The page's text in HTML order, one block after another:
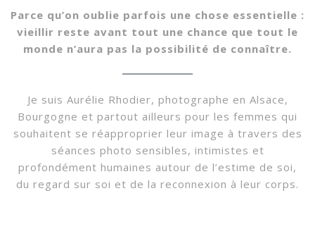
Parce qu’on oublie parfois une chose essentielle :
vieillir reste avant tout une chance que tout le
monde n’aura pas la possibilité de connaître.
Je suis Aurélie Rhodier, photographe en Alsace,
Bourgogne et partout ailleurs pour les femmes qui
souhaitent se réapproprier leur image à travers des
séances photo sensibles, intimistes et
profondément humaines autour de l’estime de soi,
du regard sur soi et de la reconnexion à leur corps.